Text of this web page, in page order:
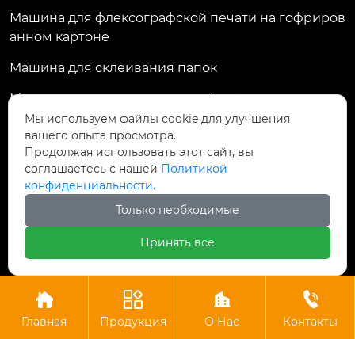
Машина для флексографской печати на гофриров
анном картоне
Машина для склеивания папок
Машина для ламинирования флейт
Контакты
Комната 1701, здание 3, Greenland Central
Plaza, улица Дагуань, д. 98, район Гуншу,
Ханчжоу, провинция Чжэцзян, Китай
+86-571-85829052

Главная

Продукция

О Нас

Контакты
Мы используем файлы cookie для улучшения
вашего опыта просмотра.
Продолжая использовать этот сайт, вы
соглашаетесь с нашей Политикой
конфиденциальности.
Только необходимые
Принять все